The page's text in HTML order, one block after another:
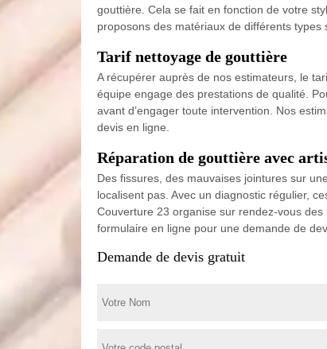
gouttière. Cela se fait en fonction de votre
proposons des matériaux de différents
Tarif nettoyage de gouttière
A récupérer auprès de nos estimateurs, le
équipe engage des prestations de qualité.
avant d’engager toute intervention. Nos
devis en ligne.
Réparation de gouttière avec
Des fissures, des mauvaises jointures sur
localisent pas. Avec un diagnostic régulier,
Couverture 23 organise sur rendez-vous
formulaire en ligne pour une demande de
Demande de devis gratuit